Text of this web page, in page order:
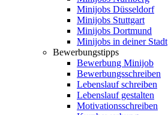
Minijobs Düsseldorf
Minijobs Stuttgart
Minijobs Dortmund
Minijobs in deiner Stadt
Bewerbungstipps
Bewerbung Minijob
Bewerbungsschreiben
Lebenslauf schreiben
Lebenslauf gestalten
Motivationsschreiben